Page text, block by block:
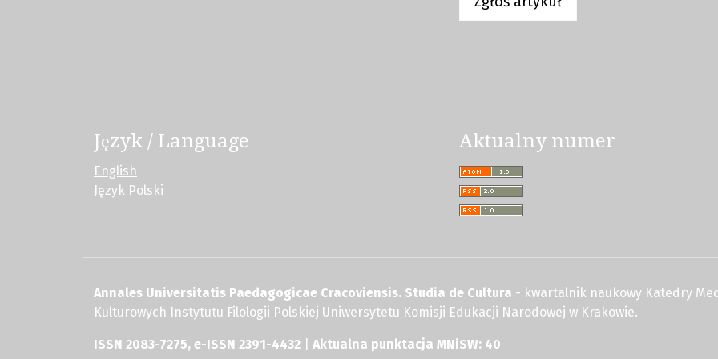
Język / Language
English
Język Polski
Aktualny numer
Annales Universitatis Paedagogicae Cracoviensis. Studia de Cultura - kwartalnik naukowy Katedry
Kulturowych Instytutu Filologii Polskiej Uniwersytetu Komisji Edukacji Narodowej w Krakowie.
ISSN 2083-7275, e-ISSN 2391-4432 Aktualna punktacja MNiSW: 40